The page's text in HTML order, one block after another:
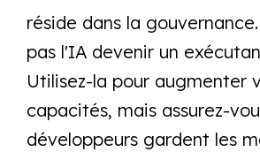
réside dans la
pas l'IA devenir un
Utilisez-la pour augmenter
capacités, mais assurez-
développeurs gardent les